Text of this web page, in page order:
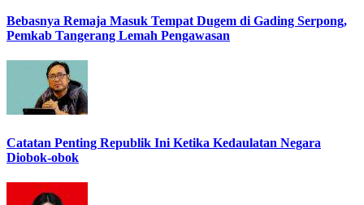
Bebasnya Remaja Masuk Tempat Dugem di Gading Serpong,
Pemkab Tangerang Lemah Pengawasan
Catatan Penting Republik Ini Ketika Kedaulatan Negara
Diobok-obok